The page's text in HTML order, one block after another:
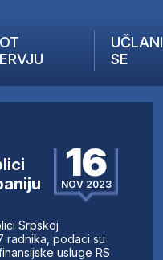
UČLANI
SE
16
NOV 2023
Srpskoj
radnika, podaci su
usluge RS